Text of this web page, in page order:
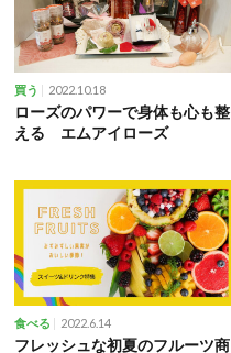
買う 2022.10.18
ローズのパワーで身体も心も整
える エムアイローズ
食べる 2022.6.14
フレッシュな初夏のフルーツ商